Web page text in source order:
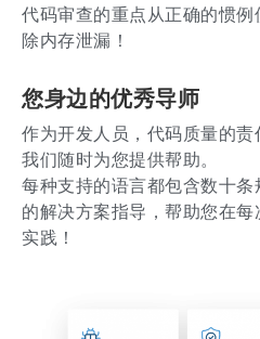
代码审查的重点从正确的惯
除内存泄漏！
您身边的优秀导师
作为开发人员，代码质量的
我们随时为您提供帮助。
每种支持的语言都包含数十
的解决方案指导，帮助您在
实践！